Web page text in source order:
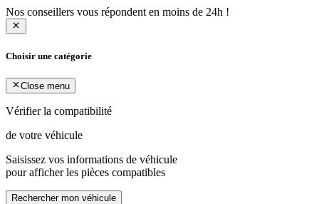
Nos conseillers vous répondent en moins de 24h !
Choisir une catégorie
Close menu
Vérifier la compatibilité
de votre véhicule
Saisissez vos informations de véhicule
pour afficher les pièces compatibles
Rechercher mon véhicule